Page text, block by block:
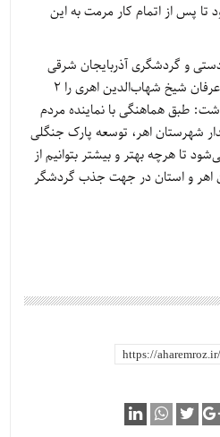
تا پس از اتمام کار مرمت به این
و گردشگری آذربایجان شرقی
هزینه مرمت بقعه و موزه ادب و عرفان شیخ شهاب‌الدین اهری را 2
طبق هماهنگی با نماینده مردم
شهرستان اهر، توسعه پارک جنگلی
تا هرچه بهتر و بیشتر بتوانیم از
و استان در جهت جذب گردشگر